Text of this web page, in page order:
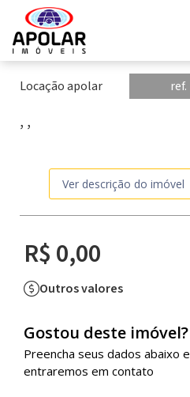
Locação apolar ref.
, ,
Ver descrição do imóvel
R$ 0,00
Outros valores
Gostou deste imóvel?
Preencha seus dados abaixo e
entraremos em contato